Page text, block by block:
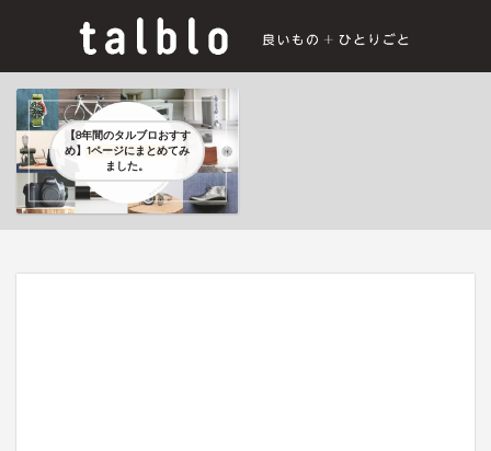
【8年間のタルブロおすす
め】1ページにまとめてみ
ました。